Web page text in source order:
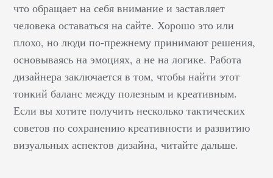
что обращает на себя внимание и заставляет
человека оставаться на сайте. Хорошо это или
плохо, но люди по-прежнему принимают решения,
основываясь на эмоциях, а не на логике. Работа
дизайнера заключается в том, чтобы найти этот
тонкий баланс между полезным и креативным.
Если вы хотите получить несколько тактических
советов по сохранению креативности и развитию
визуальных аспектов дизайна, читайте дальше.